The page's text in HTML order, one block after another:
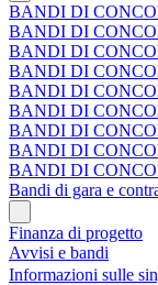
BANDI DI
BANDI DI
BANDI DI
BANDI DI
BANDI DI
BANDI DI
BANDI DI
BANDI DI
BANDI DI
Bandi di gara e
Finanza di progetto
Avvisi e bandi
Informazioni sulle